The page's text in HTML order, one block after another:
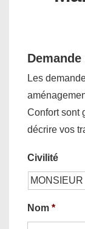
Les
Confort sont
décrire vos
Civilité
Nom *